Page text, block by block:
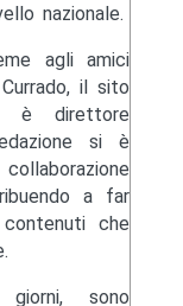
nazionale.
agli amici
il sito
è direttore
si è
a far
che
sono